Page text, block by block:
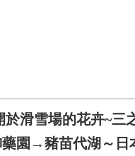
滑雪場的花卉~三
藥園→豬苗代湖～日